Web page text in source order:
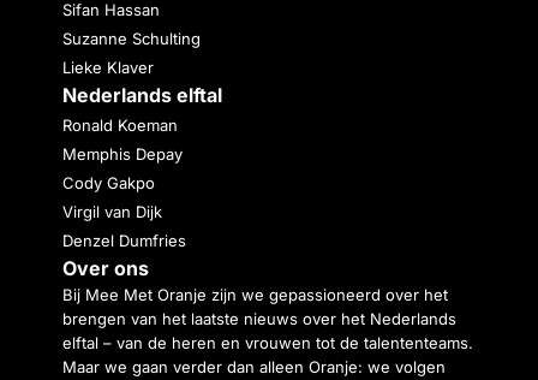
Sifan Hassan
Suzanne Schulting
Lieke Klaver
Nederlands elftal
Ronald Koeman
Memphis Depay
Cody Gakpo
Virgil van Dijk
Denzel Dumfries
Over ons
Bij Mee Met Oranje zijn we gepassioneerd over het
brengen van het laatste nieuws over het Nederlands
elftal – van de heren en vrouwen tot de talententeams.
Maar we gaan verder dan alleen Oranje: we volgen